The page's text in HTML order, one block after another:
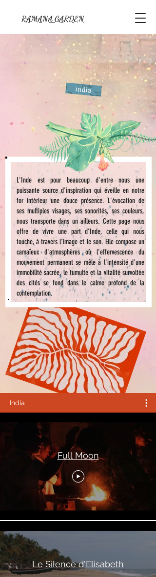
RAMANA GARDEN
india
L'Inde est pour beaucoup d'entre nous une
puissante source d'inspiration qui éveille en notre
for intérieur une douce présence. L'évocation de
ses multiples visages, ses sonorités, ses couleurs,
nous transporte dans un ailleurs. Cette page nous
offre de vivre une part d'Inde, celle qui nous
touche, à travers l'image et le son. Elle compose un
camaïeux d'atmosphères où l'effervescence du
mouvement permanent se mêle à l'intensité d'une
immobilité sacrée, le tumulte et la vitalité survoltée
des cités se fond dans le calme profond de la
contemplation.
India
Full Moon
Le Silence d'Elisabeth